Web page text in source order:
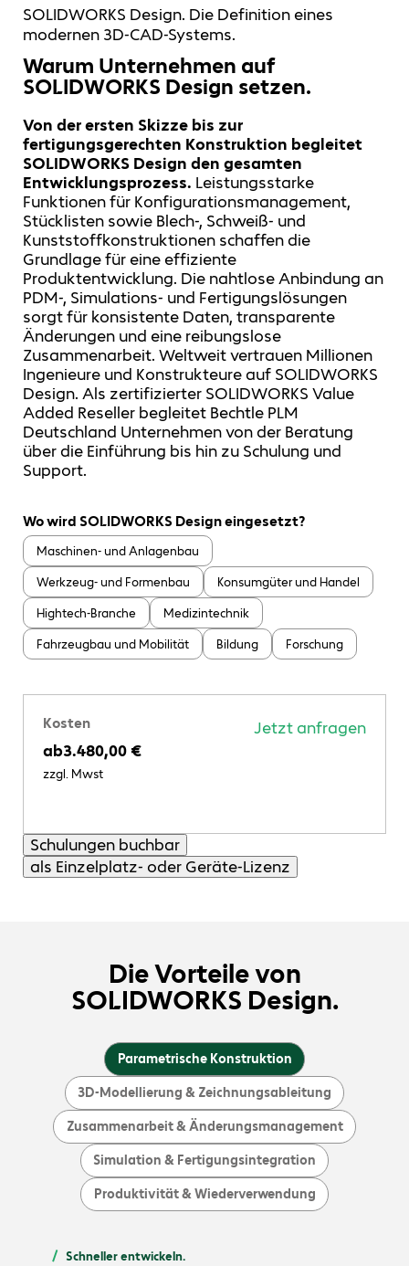
SOLIDWORKS Design. Die Definition eines
modernen 3D-CAD-Systems.
Warum Unternehmen auf
SOLIDWORKS Design setzen.
Von der ersten Skizze bis zur
fertigungsgerechten Konstruktion begleitet
SOLIDWORKS Design den gesamten
Entwicklungsprozess. Leistungsstarke
Funktionen für Konfigurationsmanagement,
Stücklisten sowie Blech-, Schweiß- und
Kunststoffkonstruktionen schaffen die
Grundlage für eine effiziente
Produktentwicklung. Die nahtlose Anbindung an
PDM-, Simulations- und Fertigungslösungen
sorgt für konsistente Daten, transparente
Änderungen und eine reibungslose
Zusammenarbeit. Weltweit vertrauen Millionen
Ingenieure und Konstrukteure auf SOLIDWORKS
Design. Als zertifizierter SOLIDWORKS Value
Added Reseller begleitet Bechtle PLM
Deutschland Unternehmen von der Beratung
über die Einführung bis hin zu Schulung und
Support.
Wo wird SOLIDWORKS Design eingesetzt?
Maschinen- und Anlagenbau
Werkzeug- und Formenbau
Konsumgüter und Handel
Hightech-Branche
Medizintechnik
Fahrzeugbau und Mobilität
Bildung Forschung
Kosten
ab3.480,00 €
zzgl. Mwst
Jetzt anfragen
Schulungen buchbar
als Einzelplatz- oder Geräte-Lizenz
Die Vorteile von
SOLIDWORKS Design.
Parametrische Konstruktion
3D-Modellierung & Zeichnungsableitung
Zusammenarbeit & Änderungsmanagement
Simulation & Fertigungsintegration
Produktivität & Wiederverwendung
Schneller entwickeln.